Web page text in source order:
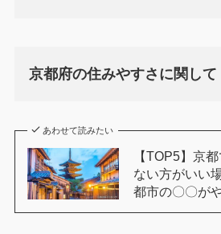
京都府の住みやすさに関して
あわせて読みたい
【TOP5】京
ない方がいい
都市の〇〇が